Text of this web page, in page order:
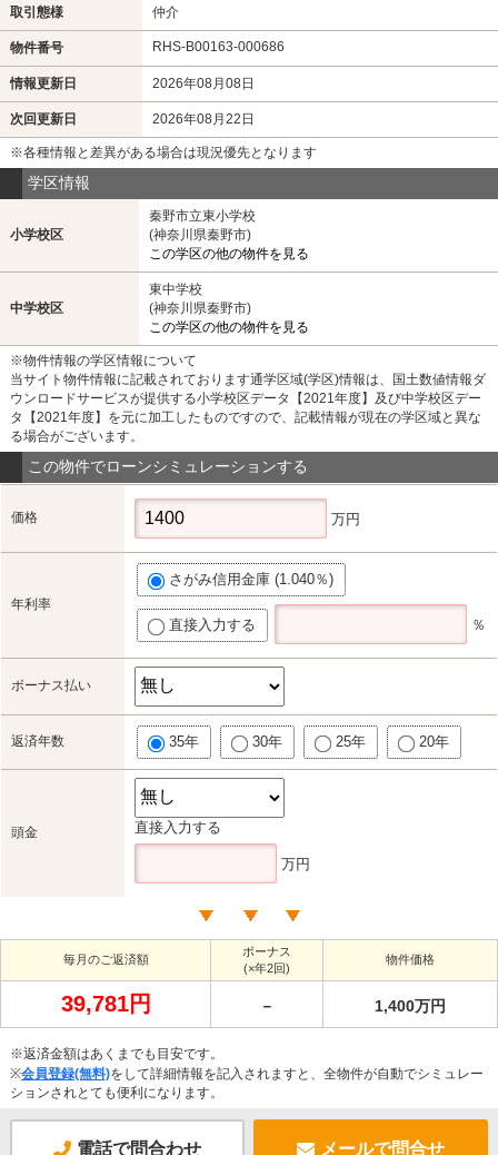
取引態様 仲介
物件番号 RHS-B00163-000686
情報更新日 2026年08月08日
次回更新日 2026年08月22日
※各種情報と差異がある場合は現況優先となります
学区情報
小学校区
秦野市立東小学校
(神奈川県秦野市)
この学区の他の物件を見る
中学校区
東中学校
(神奈川県秦野市)
この学区の他の物件を見る
※物件情報の学区情報について
当サイト物件情報に記載されております通学区域(学区)情報は、国土数値情報ダ
ウンロードサービスが提供する小学校区データ【2021年度】及び中学校区デー
タ【2021年度】を元に加工したものですので、記載情報が現在の学区域と異な
る場合がございます。
この物件でローンシミュレーションする
価格 万円
年利率
さがみ信用金庫 (1.040％)
直接入力する ％
ボーナス払い
返済年数 35年 30年 25年 20年
頭金 直接入力する
万円
毎月のご返済額
ボーナス
(×年2回)
物件価格
39,781円 － 1,400万円
※返済金額はあくまでも目安です。
※会員登録(無料)をして詳細情報を記入されますと、全物件が自動でシミュレー
ションされとても便利になります。
電話で問合わせ メールで問合せ